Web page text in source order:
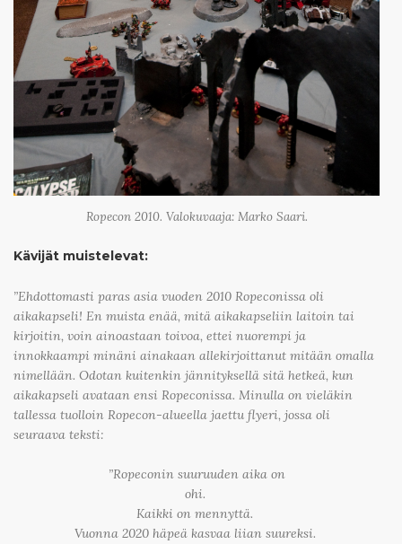
Ropecon 2010. Valokuvaaja: Marko Saari.
Kävijät muistelevat:
”Ehdottomasti paras asia vuoden 2010 Ropeconissa oli
aikakapseli! En muista enää, mitä aikakapseliin laitoin tai
kirjoitin, voin ainoastaan toivoa, ettei nuorempi ja
innokkaampi minäni ainakaan allekirjoittanut mitään omalla
nimellään. Odotan kuitenkin jännityksellä sitä hetkeä, kun
aikakapseli avataan ensi Ropeconissa. Minulla on vieläkin
tallessa tuolloin Ropecon-alueella jaettu flyeri, jossa oli
seuraava teksti:
”Ropeconin suuruuden aika on
ohi.
Kaikki on mennyttä.
Vuonna 2020 häpeä kasvaa liian suureksi.